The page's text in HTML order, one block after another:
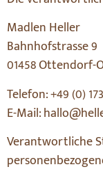
Madlen Heller
Bahnhofstrasse 9
01458 Ottendorf-
Telefon: +49 (0)
E-Mail:
Verantwortliche